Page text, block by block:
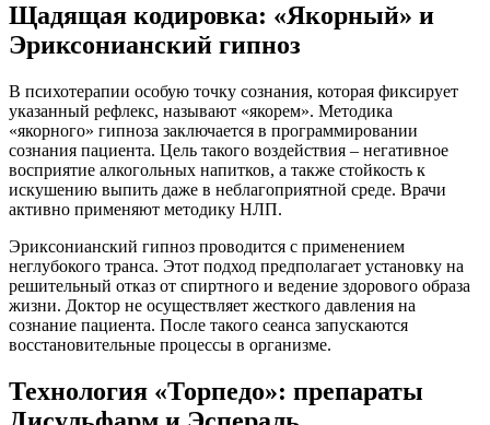
Щадящая кодировка: «Якорный» и
Эриксонианский гипноз
В психотерапии особую точку сознания, которая фиксирует
указанный рефлекс, называют «якорем». Методика
«якорного» гипноза заключается в программировании
сознания пациента. Цель такого воздействия – негативное
восприятие алкогольных напитков, а также стойкость к
искушению выпить даже в неблагоприятной среде. Врачи
активно применяют методику НЛП.
Эриксонианский гипноз проводится с применением
неглубокого транса. Этот подход предполагает установку на
решительный отказ от спиртного и ведение здорового образа
жизни. Доктор не осуществляет жесткого давления на
сознание пациента. После такого сеанса запускаются
восстановительные процессы в организме.
Технология «Торпедо»: препараты